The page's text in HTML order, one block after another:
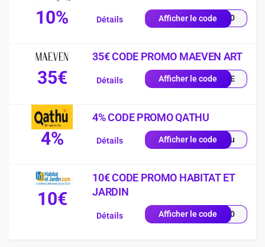
10% Afficher le codeMO10
Détails
35€
35€ CODE PROMO MAEVEN ART
Afficher le codeIQUE
Détails
4%
4% CODE PROMO QATHU
Afficher le codeathu
Détails
10€
10€ CODE PROMO HABITAT ET
JARDIN
Afficher le codeUE10
Détails